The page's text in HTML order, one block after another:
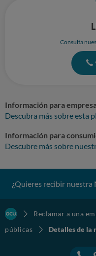
Consulta
Información para
Descubra más sobre esta
Información para
Descubre más sobre
¿Quieres recibir nuestra
Reclamar a una
públicas
Detalles de la